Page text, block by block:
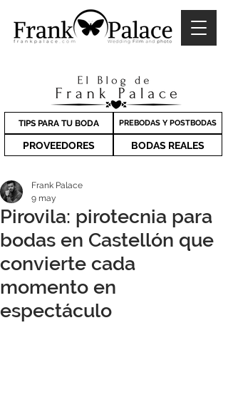
TIPS PARA TU BODA PREBODAS Y POSTBODAS
PROVEEDORES BODAS REALES
Pirovila: pirotecnia para
bodas en Castellón que
convierte cada
momento en
espectáculo
Frank Palace
9 may